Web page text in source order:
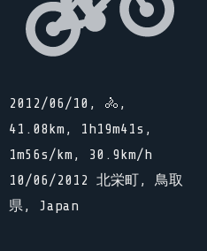
2012/06/10, 🚴,
41.08km, 1h19m41s,
1m56s/km, 30.9km/h
10/06/2012 北栄町, 鳥取
県, Japan